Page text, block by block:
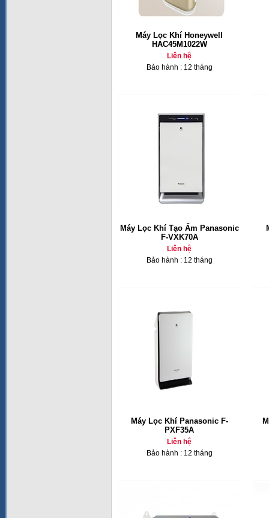
Máy Lọc Khí Honeywell
HAC45M1022W
Liên hệ
Bảo hành : 12 tháng
Máy Lọc Khí Tạo Ẩm Panasonic
F-VXK70A
Liên hệ
Bảo hành : 12 tháng
Máy Lọc Khí Panasonic F-
PXF35A
Liên hệ
Bảo hành : 12 tháng